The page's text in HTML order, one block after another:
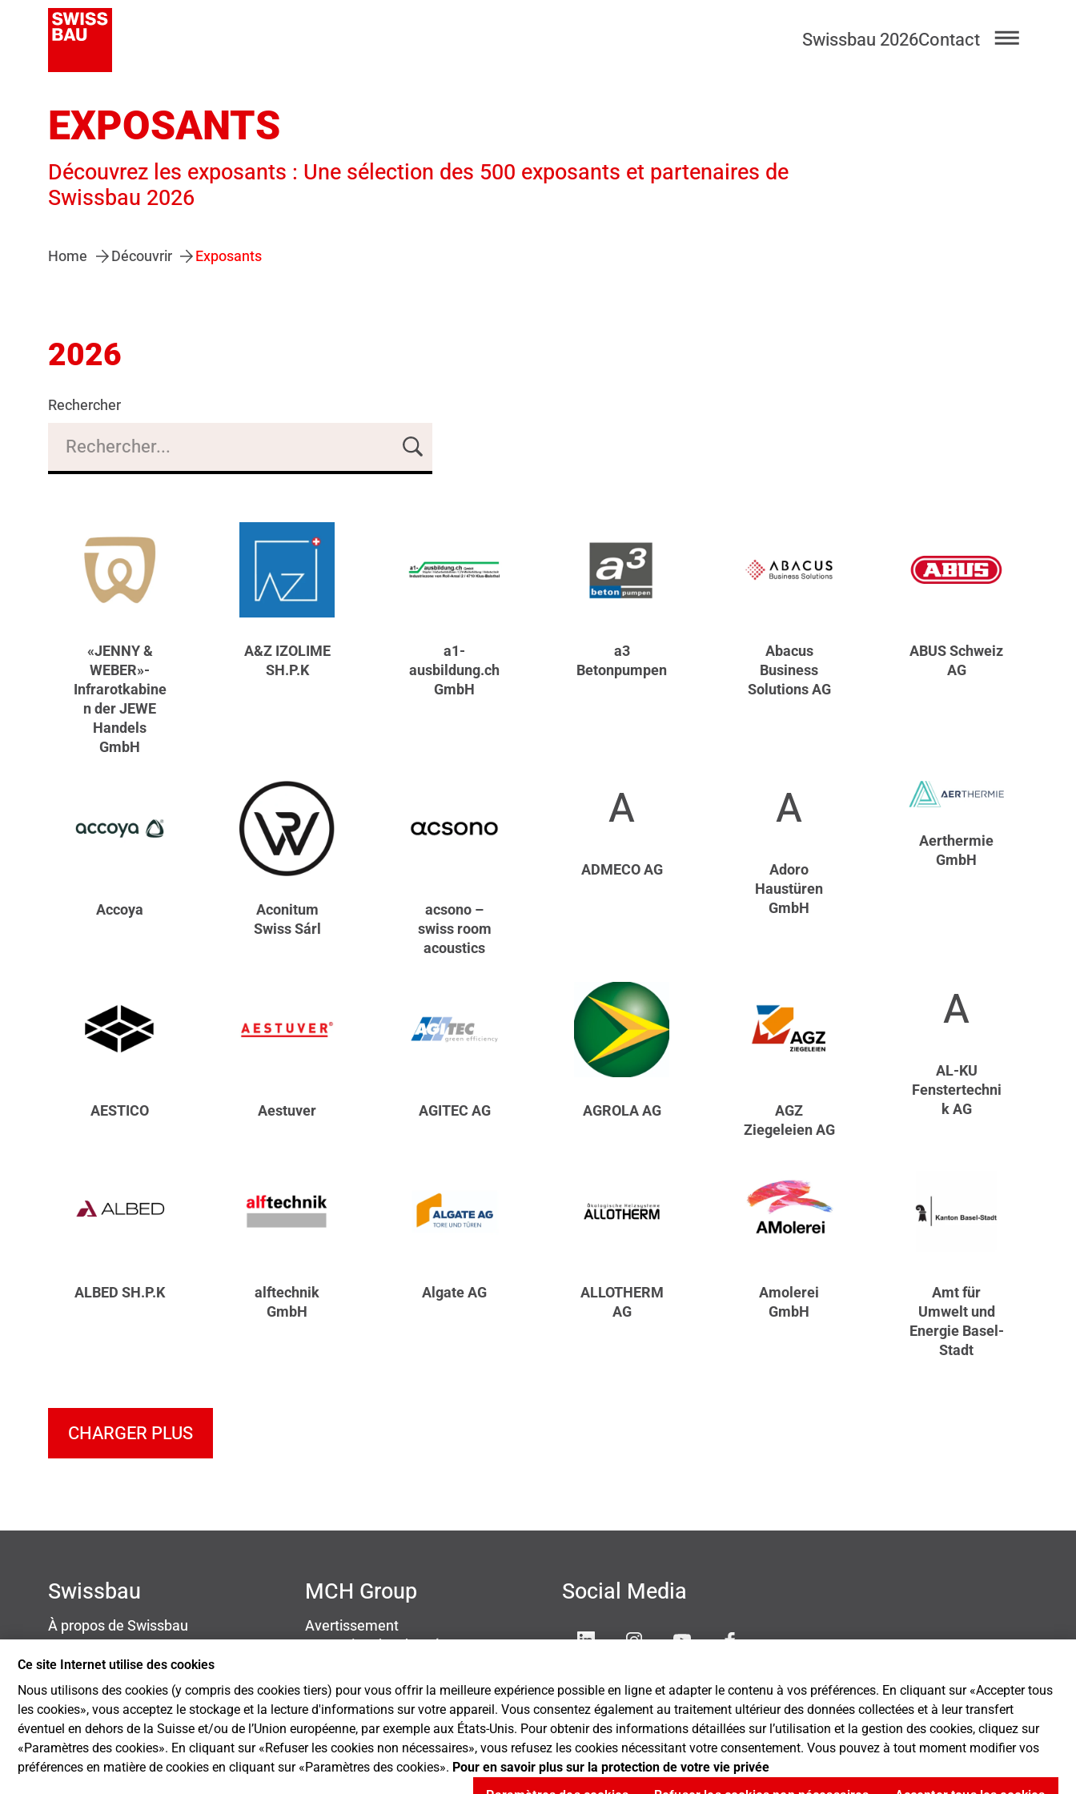
Swissbau 2026Contact
EXPOSANTS
Découvrez les exposants : Une sélection des 500 exposants et partenaires de
Swissbau 2026
Home Découvrir Exposants
2026
Rechercher
«JENNY &
WEBER»-
Infrarotkabine
n der JEWE
Handels
GmbH
A&Z IZOLIME
SH.P.K
a1-
ausbildung.ch
GmbH
a3
Betonpumpen
Abacus
Business
Solutions AG
ABUS Schweiz
AG
Accoya
Aconitum
Swiss Sárl
acsono –
swiss room
acoustics
A
ADMECO AG
A
Adoro
Haustüren
GmbH
Aerthermie
GmbH
AESTICO Aestuver AGITEC AG AGROLA AG
AGZ
Ziegeleien AG
A
AL-KU
Fenstertechni
k AG
ALBED SH.P.K
alftechnik
GmbH
Algate AG
ALLOTHERM
AG
Amolerei
GmbH
Amt für
Umwelt und
Energie Basel-
Stadt
CHARGER PLUS
Swissbau
À propos de Swissbau
Newsletter
Blog
Développement durable
MCH Group
Avertissement
Cookie Settings
Social Media
Ce site Internet utilise des cookies
Nous utilisons des cookies (y compris des cookies tiers) pour vous offrir la meilleure expérience possible en ligne et adapter le contenu à vos préférences. En cliquant sur «Accepter tous
les cookies», vous acceptez le stockage et la lecture d'informations sur votre appareil. Vous consentez également au traitement ultérieur des données collectées et à leur transfert
éventuel en dehors de la Suisse et/ou de l’Union européenne, par exemple aux États-Unis. Pour obtenir des informations détaillées sur l’utilisation et la gestion des cookies, cliquez sur
«Paramètres des cookies». En cliquant sur «Refuser les cookies non nécessaires», vous refusez les cookies nécessitant votre consentement. Vous pouvez à tout moment modifier vos
préférences en matière de cookies en cliquant sur «Paramètres des cookies». Pour en savoir plus sur la protection de votre vie privée